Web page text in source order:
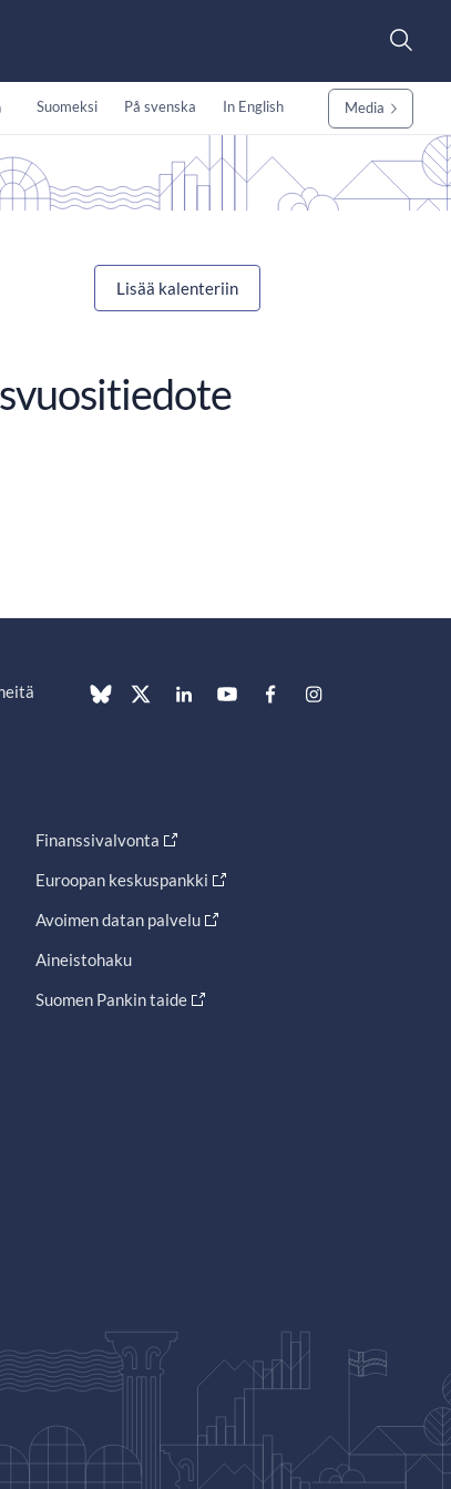
Suomeksi På svenska In English Media
Lisää kalenteriin
Finanssivalvonta
Euroopan keskuspankki
Avoimen datan palvelu
Aineistohaku
Suomen Pankin taide